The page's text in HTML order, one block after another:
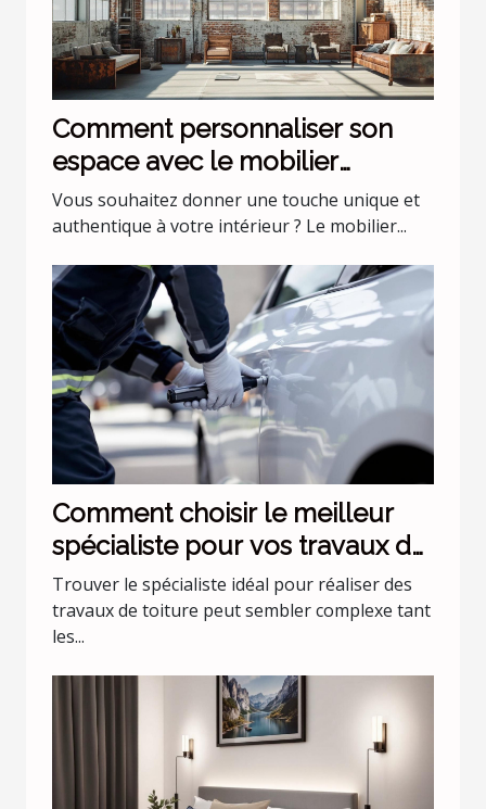
Comment personnaliser son
espace avec le mobilier
industriel ?
Vous souhaitez donner une touche unique et
authentique à votre intérieur ? Le mobilier...
Comment choisir le meilleur
spécialiste pour vos travaux de
toiture ?
Trouver le spécialiste idéal pour réaliser des
travaux de toiture peut sembler complexe tant
les...